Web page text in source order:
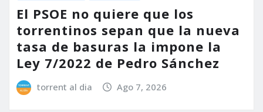
El PSOE no quiere que los
torrentinos sepan que la nueva
tasa de basuras la impone la
Ley 7/2022 de Pedro Sánchez
torrent al dia Ago 7, 2026